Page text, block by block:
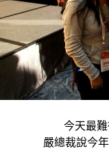
今天最
嚴總裁說今